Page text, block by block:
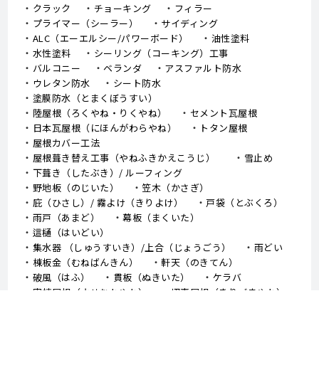
クラック チョーキング
フィラー
プライマー（シーラー）
サイディング
ALC（エーエルシー/パワーボード）
油性塗料
水性塗料
シーリング（コーキング）工事
バルコニー
ベランダ
アスファルト防水
ウレタン防水
シート防水
塗膜防水（とまくぼうすい）
陸屋根（ろくやね・りくやね）
セメント瓦屋根
日本瓦屋根（にほんがわらやね）
トタン屋根
屋根カバー工法
屋根葺き替え工事（やねふきかえこうじ）
雪止め
下葺き（したぶき）/ ルーフィング
野地板（のじいた）
笠木（かさぎ）
庇（ひさし）/ 霧よけ（きりよけ）
戸袋（とぶくろ）
雨戸（あまど）
幕板（まくいた）
這樋（はいどい）
集水器 （しゅうすいき）/上合（じょうごう）
雨どい
棟板金（むねばんきん）
軒天（のきてん）
破風（はふ）
貫板（ぬきいた）
ケラバ
寄棟屋根（よせむねやね）
切妻屋根（きりづまやね）